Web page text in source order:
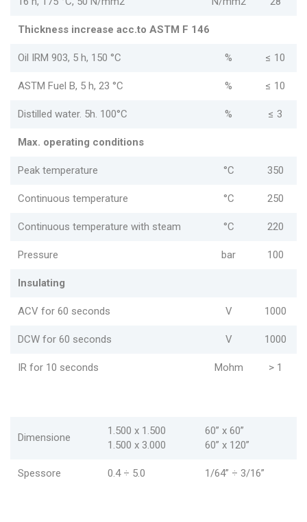
Thickness increase acc.to ASTM F 146
Oil IRM 903, 5 h, 150 °C % ≤ 10
ASTM Fuel B, 5 h, 23 °C % ≤ 10
Distilled water. 5h. 100°C % ≤ 3
Max. operating conditions
Peak temperature °C 350
Continuous temperature °C 250
Continuous temperature with steam °C 220
Pressure bar 100
Insulating
ACV for 60 seconds V 1000
DCW for 60 seconds V 1000
IR for 10 seconds Mohm > 1
Dimensione
1.500 x 1.500
1.500 x 3.000
60” x 60”
60” x 120”
Spessore 0.4 ÷ 5.0 1/64” ÷ 3/16”